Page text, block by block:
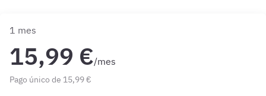
1 mes
15,99 €/mes
Pago único de 15,99 €